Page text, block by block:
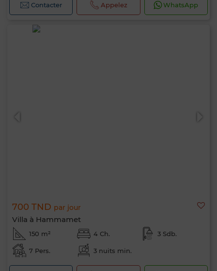
Contacter Appelez WhatsApp
700 TND par jour
Villa à Hammamet
150 m² 4 Ch. 3 Sdb.
7 Pers. 3 nuits min.